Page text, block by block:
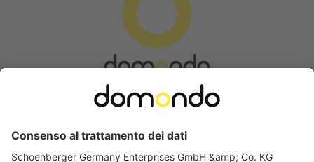
Modulo di recesso